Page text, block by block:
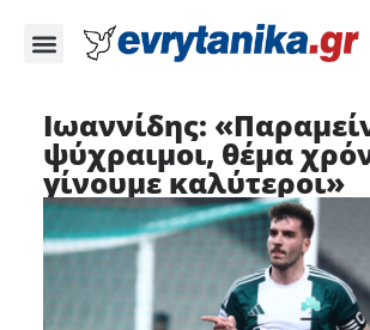
Ιωαννίδης:
ψύχραιμοι, θέμα
γίνουμε καλύτεροι»